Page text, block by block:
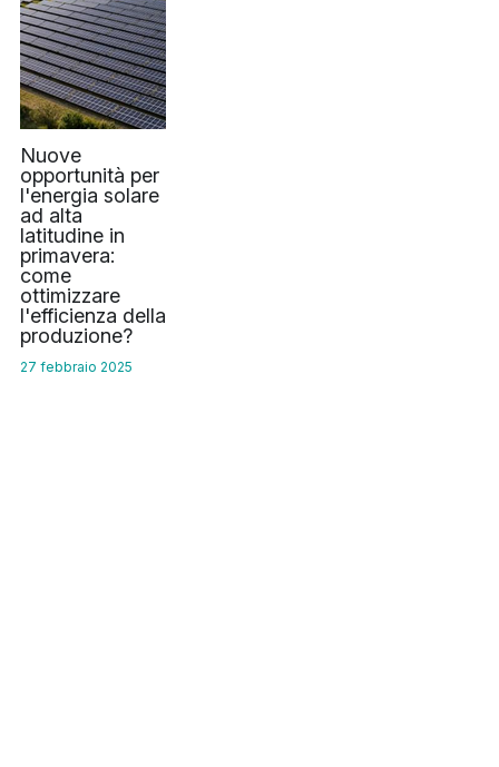
Nuove
opportunità per
l'energia solare
ad alta
latitudine in
primavera:
come
ottimizzare
l'efficienza della
produzione?
27 febbraio 2025